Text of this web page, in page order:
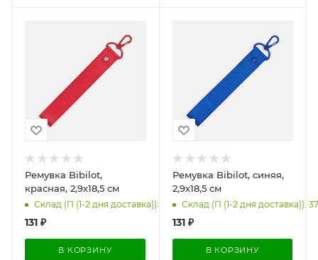
Ремувка Bibilot,
красная, 2,9х18,5 см
Склад (П (1-2 дня доставка)): 1717
131 ₽
В КОРЗИНУ
Ремувка Bibilot, синяя,
2,9х18,5 см
Склад (П (1-2 дня доставка)):
131₽
В КОРЗИНУ